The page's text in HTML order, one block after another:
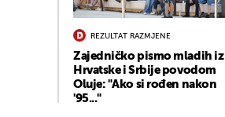
REZULTAT RAZMJENE
Zajedničko pismo mladih iz
Hrvatske i Srbije povodom
Oluje: "Ako si rođen nakon
'95..."